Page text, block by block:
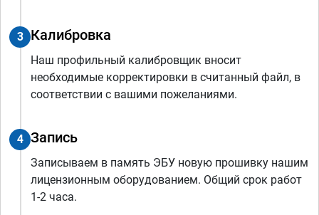
3 Калибровка
Наш профильный калибровщик вносит
необходимые корректировки в считанный файл, в
соответствии с вашими пожеланиями.
4 Запись
Записываем в память ЭБУ новую прошивку нашим
лицензионным оборудованием. Общий срок работ
1-2 часа.